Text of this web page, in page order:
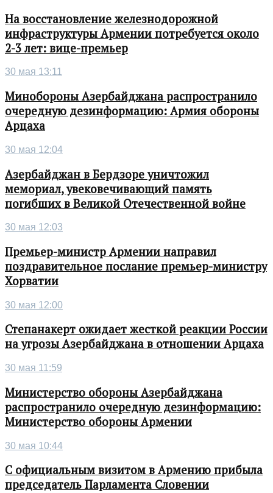
На восстановление железнодорожной
инфраструктуры Армении потребуется около
2-3 лет: вице-премьер
30 мая 13:11
Минобороны Азербайджана распространило
очередную дезинформацию: Армия обороны
Арцаха
30 мая 12:04
Азербайджан в Бердзоре уничтожил
мемориал, увековечивающий память
погибших в Великой Отечественной войне
30 мая 12:03
Премьер-министр Армении направил
поздравительное послание премьер-министру
Хорватии
30 мая 12:00
Степанакерт ожидает жесткой реакции России
на угрозы Азербайджана в отношении Арцаха
30 мая 11:59
Министерство обороны Азербайджана
распространило очередную дезинформацию:
Министерство обороны Армении
30 мая 10:44
С официальным визитом в Армению прибыла
председатель Парламента Словении